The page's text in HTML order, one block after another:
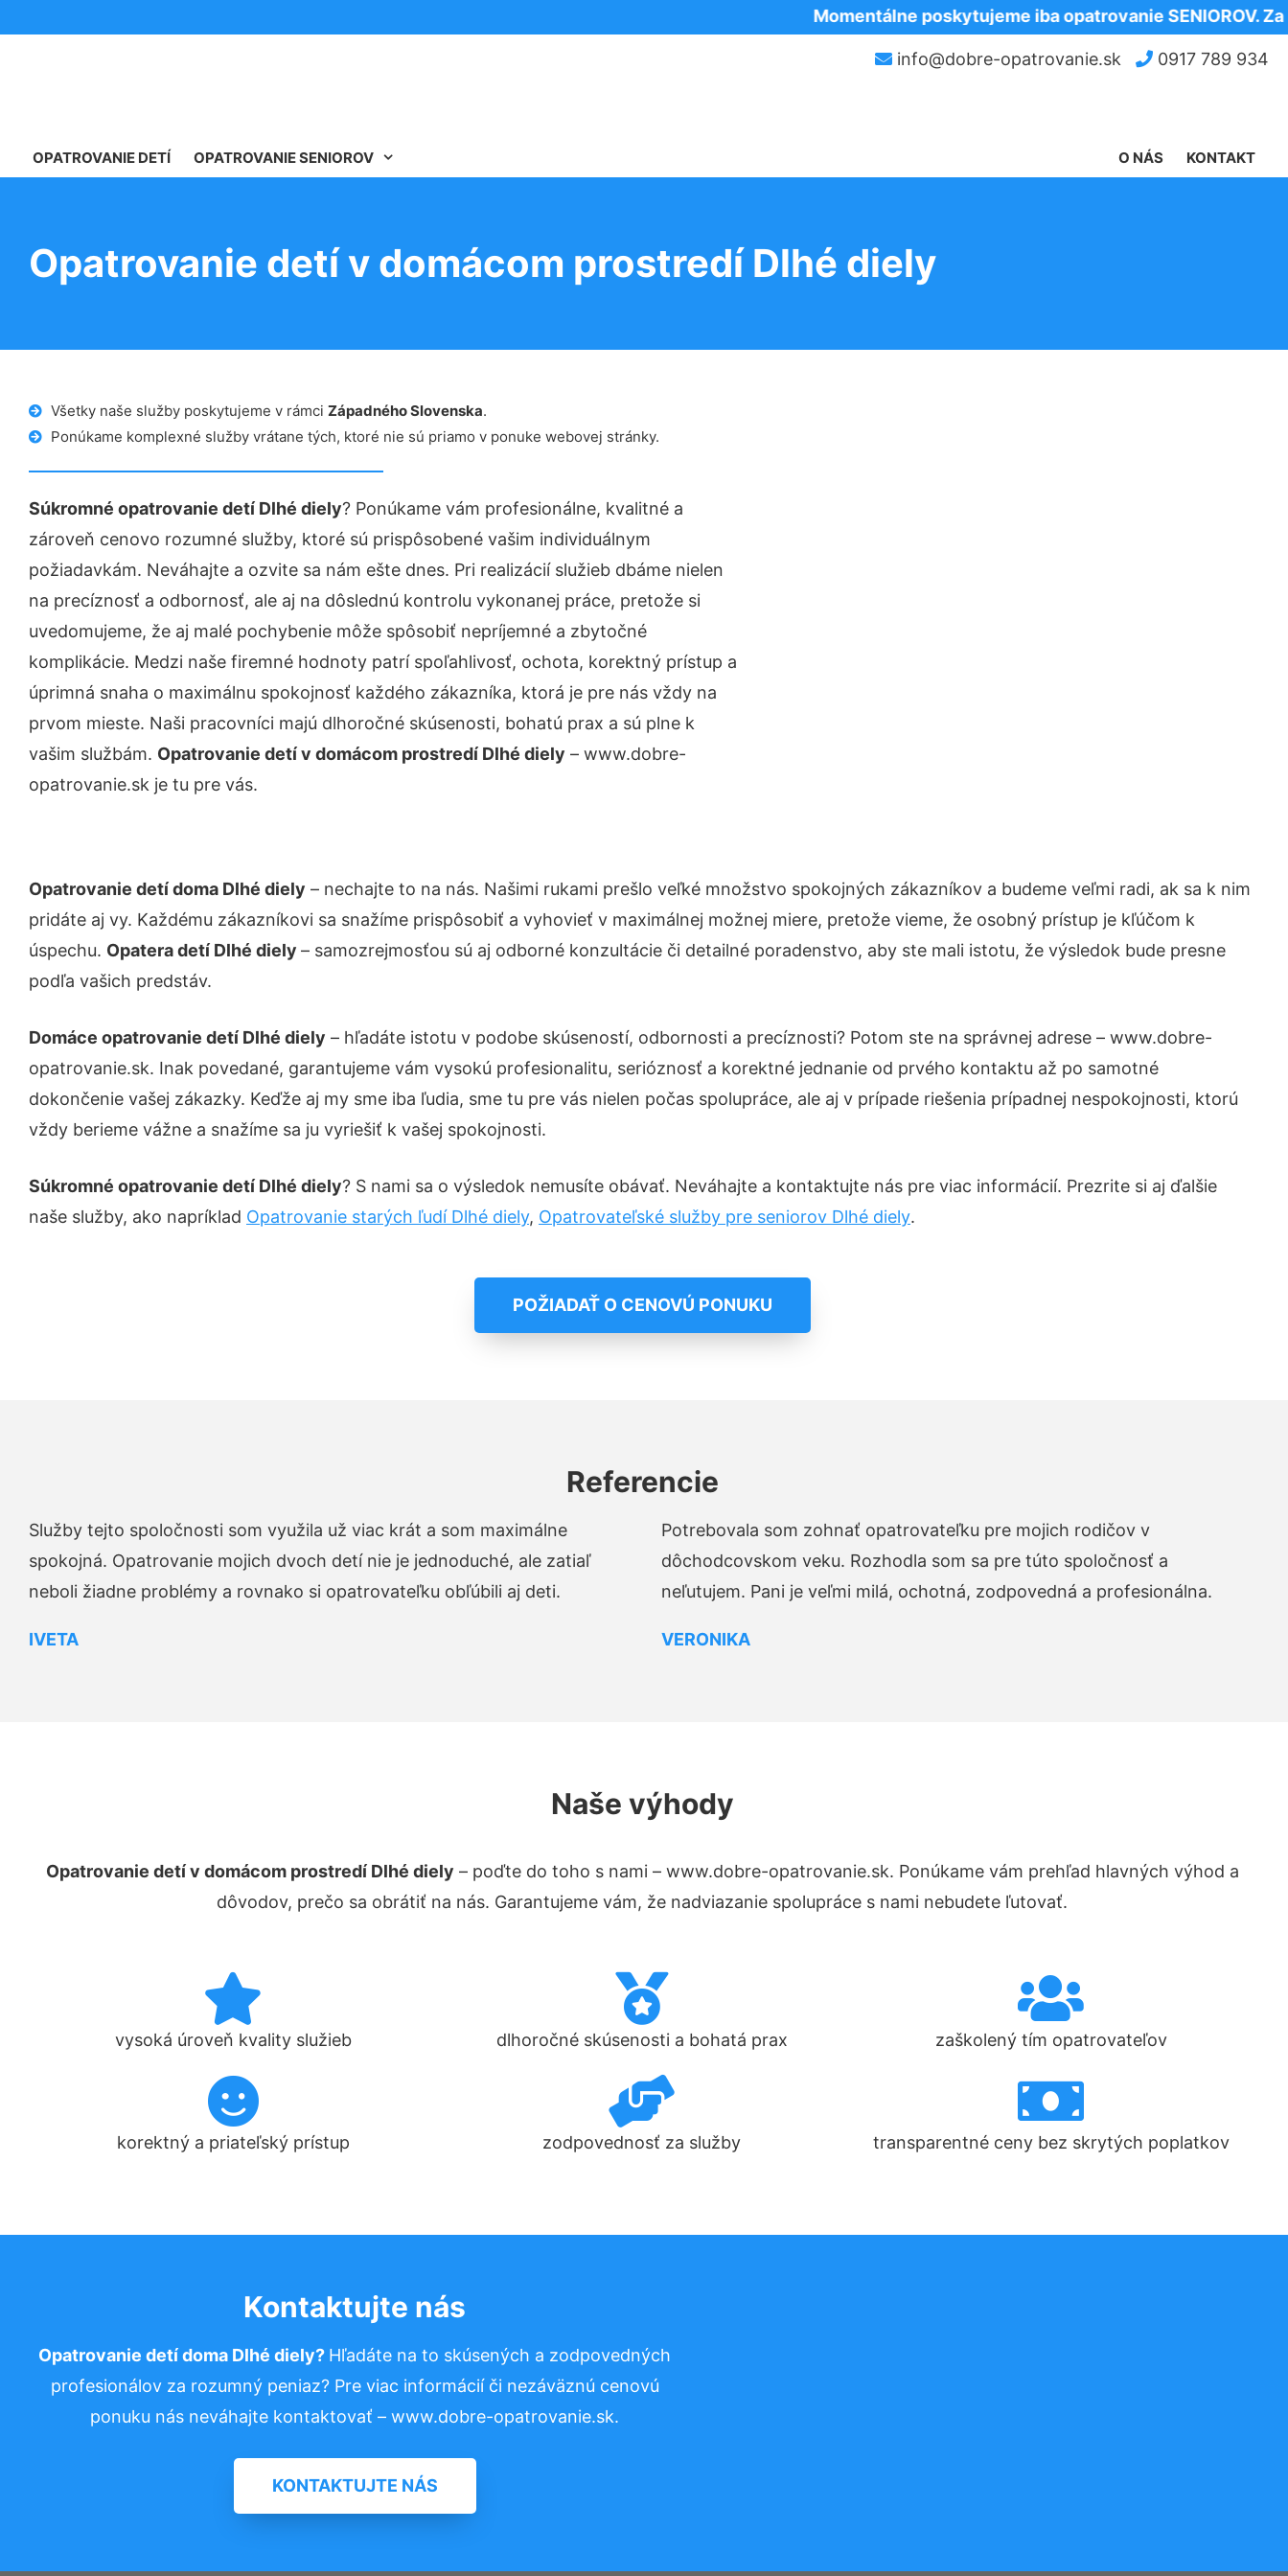
Momentálne poskytujeme iba opatrovanie SENIOROV. Za
info@dobre-opatrovanie.sk 0917 789 934
OPATROVANIE DETÍ OPATROVANIE SENIOROV KONTAKT
O NÁS
Opatrovanie detí v domácom prostredí Dlhé diely
Všetky naše služby poskytujeme v rámci Západného Slovenska.
Ponúkame komplexné služby vrátane tých, ktoré nie sú priamo v ponuke webovej stránky.
Súkromné opatrovanie detí Dlhé diely? Ponúkame vám profesionálne, kvalitné a
zároveň cenovo rozumné služby, ktoré sú prispôsobené vašim individuálnym
požiadavkám. Neváhajte a ozvite sa nám ešte dnes. Pri realizácií služieb dbáme nielen
na precíznosť a odbornosť, ale aj na dôslednú kontrolu vykonanej práce, pretože si
uvedomujeme, že aj malé pochybenie môže spôsobiť nepríjemné a zbytočné
komplikácie. Medzi naše firemné hodnoty patrí spoľahlivosť, ochota, korektný prístup a
úprimná snaha o maximálnu spokojnosť každého zákazníka, ktorá je pre nás vždy na
prvom mieste. Naši pracovníci majú dlhoročné skúsenosti, bohatú prax a sú plne k
vašim službám. Opatrovanie detí v domácom prostredí Dlhé diely – www.dobre-
opatrovanie.sk je tu pre vás.
Opatrovanie detí doma Dlhé diely – nechajte to na nás. Našimi rukami prešlo veľké množstvo spokojných zákazníkov a budeme veľmi radi, ak sa k nim
pridáte aj vy. Každému zákazníkovi sa snažíme prispôsobiť a vyhovieť v maximálnej možnej miere, pretože vieme, že osobný prístup je kľúčom k
úspechu. Opatera detí Dlhé diely – samozrejmosťou sú aj odborné konzultácie či detailné poradenstvo, aby ste mali istotu, že výsledok bude presne
podľa vašich predstáv.
Domáce opatrovanie detí Dlhé diely – hľadáte istotu v podobe skúseností, odbornosti a precíznosti? Potom ste na správnej adrese – www.dobre-
opatrovanie.sk. Inak povedané, garantujeme vám vysokú profesionalitu, serióznosť a korektné jednanie od prvého kontaktu až po samotné
dokončenie vašej zákazky. Keďže aj my sme iba ľudia, sme tu pre vás nielen počas spolupráce, ale aj v prípade riešenia prípadnej nespokojnosti, ktorú
vždy berieme vážne a snažíme sa ju vyriešiť k vašej spokojnosti.
Súkromné opatrovanie detí Dlhé diely? S nami sa o výsledok nemusíte obávať. Neváhajte a kontaktujte nás pre viac informácií. Prezrite si aj ďalšie
naše služby, ako napríklad Opatrovanie starých ľudí Dlhé diely, Opatrovateľské služby pre seniorov Dlhé diely.
POŽIADAŤ O CENOVÚ PONUKU
Referencie
Služby tejto spoločnosti som využila už viac krát a som maximálne
spokojná. Opatrovanie mojich dvoch detí nie je jednoduché, ale zatiaľ
neboli žiadne problémy a rovnako si opatrovateľku obľúbili aj deti.
IVETA
Potrebovala som zohnať opatrovateľku pre mojich rodičov v
dôchodcovskom veku. Rozhodla som sa pre túto spoločnosť a
neľutujem. Pani je veľmi milá, ochotná, zodpovedná a profesionálna.
VERONIKA
Naše výhody
Opatrovanie detí v domácom prostredí Dlhé diely – poďte do toho s nami – www.dobre-opatrovanie.sk. Ponúkame vám prehľad hlavných výhod a
dôvodov, prečo sa obrátiť na nás. Garantujeme vám, že nadviazanie spolupráce s nami nebudete ľutovať.
vysoká úroveň kvality služieb dlhoročné skúsenosti a bohatá prax zaškolený tím opatrovateľov
korektný a priateľský prístup zodpovednosť za služby transparentné ceny bez skrytých poplatkov
Kontaktujte nás
Opatrovanie detí doma Dlhé diely? Hľadáte na to skúsených a zodpovedných
profesionálov za rozumný peniaz? Pre viac informácií či nezáväznú cenovú
ponuku nás neváhajte kontaktovať – www.dobre-opatrovanie.sk.
KONTAKTUJTE NÁS